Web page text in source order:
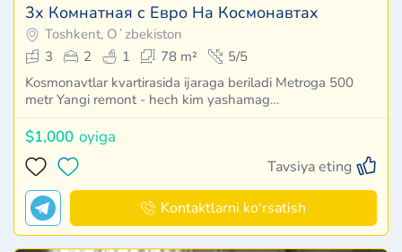
3х Комнатная с Евро На Космонавтах
Toshkent, Oʻzbekiston
3
2 1 78 m²
5/5
Kosmonavtlar kvartirasida ijaraga beriladi Metroga 500
metr Yangi remont - hech kim yashamag…
$1,000 oyiga
Tavsiya eting
Kontaktlarni ko'rsatish